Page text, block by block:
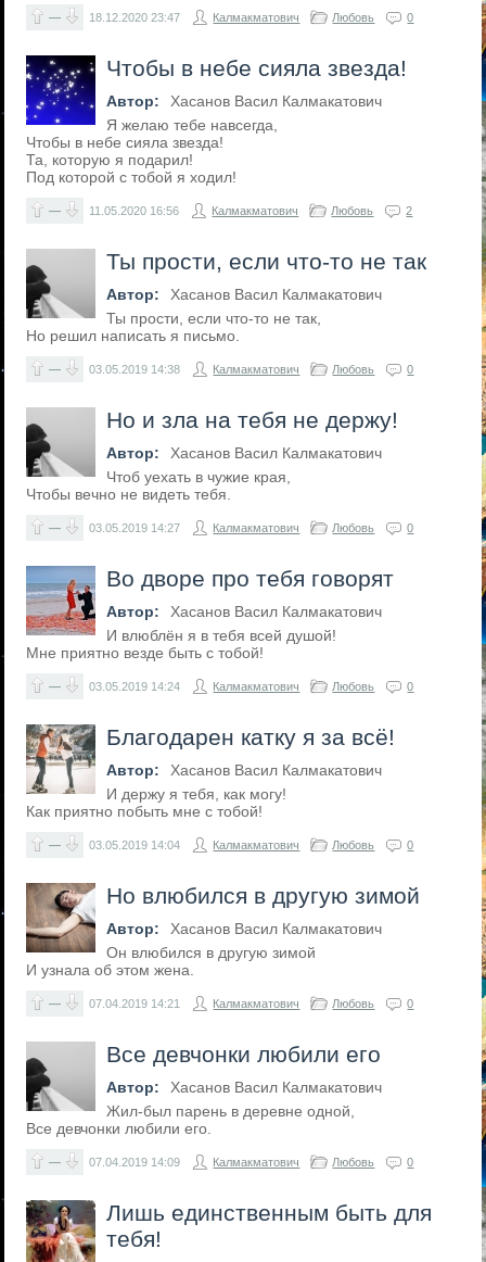
— 18.12.202023:47 Калмакматович Любовь 0
Чтобы в небе сияла звезда!
Автор:
Хасанов Васил Калмакатович
Я желаю тебе навсегда,
Чтобы в небе сияла звезда!
Та, которую я подарил!
Под которой с тобой я ходил!
— 11.05.2020 16:56 Калмакматович Любовь 2
Ты прости, если что-то не так
Автор:
Хасанов Васил Калмакатович
Ты прости, если что-то не так,
Но решил написать я письмо.
— 03.05.2019 14:38 Калмакматович Любовь 0
Но и зла на тебя не держу!
Автор:
Хасанов Васил Калмакатович
Чтоб уехать в чужие края,
Чтобы вечно не видеть тебя.
— 03.05.2019 14:27 Калмакматович Любовь 0
Во дворе про тебя говорят
Автор:
Хасанов Васил Калмакатович
И влюблён я в тебя всей душой!
Мне приятно везде быть с тобой!
— 03.05.2019 14:24 Калмакматович Любовь 0
Благодарен катку я за всё!
Автор:
Хасанов Васил Калмакатович
И держу я тебя, как могу!
Как приятно побыть мне с тобой!
— 03.05.2019 14:04 Калмакматович Любовь 0
Но влюбился в другую зимой
Автор:
Хасанов Васил Калмакатович
Он влюбился в другую зимой
И узнала об этом жена.
— 07.04.2019 14:21 Калмакматович Любовь 0
Все девчонки любили его
Автор:
Хасанов Васил Калмакатович
Жил-был парень в деревне одной,
Все девчонки любили его.
— 07.04.2019 14:09 Калмакматович Любовь 0
Лишь единственным быть для
тебя!